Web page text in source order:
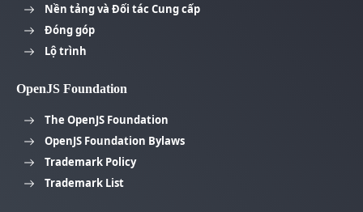
Nền tảng và Đối tác Cung cấp
Đóng góp
Lộ trình
OpenJS Foundation
The OpenJS Foundation
OpenJS Foundation Bylaws
Trademark Policy
Trademark List